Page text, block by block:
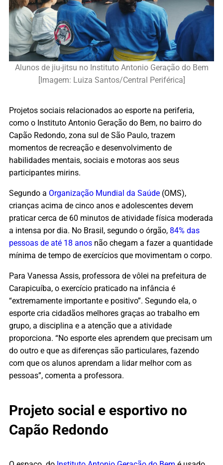
Alunos de jiu-jitsu no Instituto Antonio Geração do Bem
[Imagem: Luiza Santos/Central Periférica]
Projetos sociais relacionados ao esporte na periferia,
como o Instituto Antonio Geração do Bem, no bairro do
Capão Redondo, zona sul de São Paulo, trazem
momentos de recreação e desenvolvimento de
habilidades mentais, sociais e motoras aos seus
participantes mirins.
Segundo a Organização Mundial da Saúde (OMS),
crianças acima de cinco anos e adolescentes devem
praticar cerca de 60 minutos de atividade física moderada
a intensa por dia. No Brasil, segundo o órgão, 84% das
pessoas de até 18 anos não chegam a fazer a quantidade
mínima de tempo de exercícios que movimentam o corpo.
Para Vanessa Assis, professora de vôlei na prefeitura de
Carapicuíba, o exercício praticado na infância é
“extremamente importante e positivo”. Segundo ela, o
esporte cria cidadãos melhores graças ao trabalho em
grupo, a disciplina e a atenção que a atividade
proporciona. “No esporte eles aprendem que precisam um
do outro e que as diferenças são particulares, fazendo
com que os alunos aprendam a lidar melhor com as
pessoas”, comenta a professora.
Projeto social e esportivo no
Capão Redondo